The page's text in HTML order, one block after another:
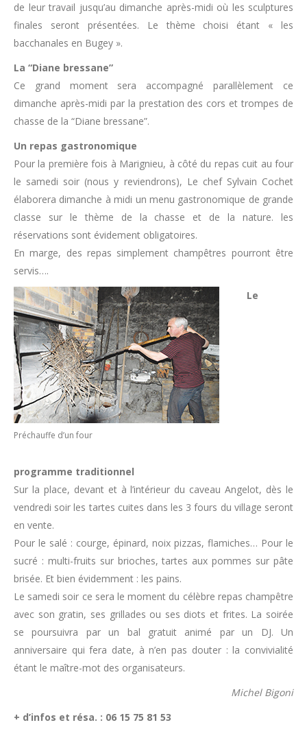
de leur travail jusqu’au dimanche après-midi où les sculptures
finales seront présentées. Le thème choisi étant « les
bacchanales en Bugey ».
La “Diane bressane”
Ce grand moment sera accompagné parallèlement ce
dimanche après-midi par la prestation des cors et trompes de
chasse de la “Diane bressane”.
Un repas gastronomique
Pour la première fois à Marignieu, à côté du repas cuit au four
le samedi soir (nous y reviendrons), Le chef Sylvain Cochet
élaborera dimanche à midi un menu gastronomique de grande
classe sur le thème de la chasse et de la nature. les
réservations sont évidement obligatoires.
En marge, des repas simplement champêtres pourront être
servis….
Préchauffe d’un four
Le
programme traditionnel
Sur la place, devant et à l’intérieur du caveau Angelot, dès le
vendredi soir les tartes cuites dans les 3 fours du village seront
en vente.
Pour le salé : courge, épinard, noix pizzas, flamiches… Pour le
sucré : multi-fruits sur brioches, tartes aux pommes sur pâte
brisée. Et bien évidemment : les pains.
Le samedi soir ce sera le moment du célèbre repas champêtre
avec son gratin, ses grillades ou ses diots et frites. La soirée
se poursuivra par un bal gratuit animé par un DJ. Un
anniversaire qui fera date, à n’en pas douter : la convivialité
étant le maître-mot des organisateurs.
Michel Bigoni
+ d’infos et résa. : 06 15 75 81 53